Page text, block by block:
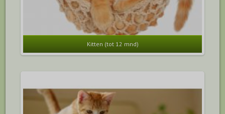
Kitten (tot 12 mnd)